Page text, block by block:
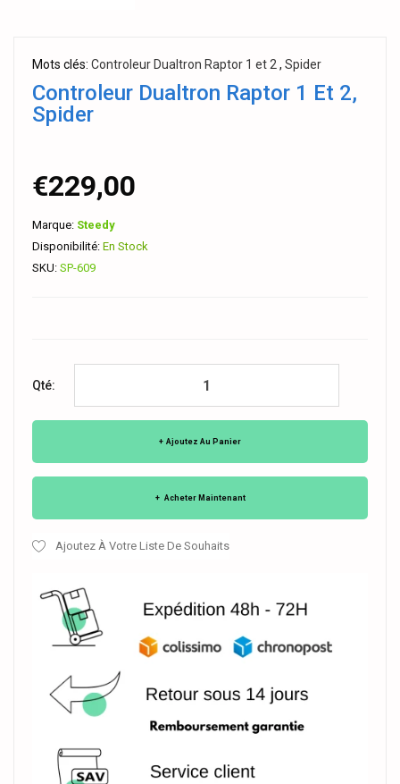
Mots clés: Controleur Dualtron Raptor 1 et 2 , Spider
Controleur Dualtron Raptor 1 Et 2,
Spider
€229,00
Marque: Steedy
Disponibilité: En Stock
SKU: SP-609
Qté:
Ajoutez Au Panier
Acheter Maintenant
Ajoutez À Votre Liste De Souhaits